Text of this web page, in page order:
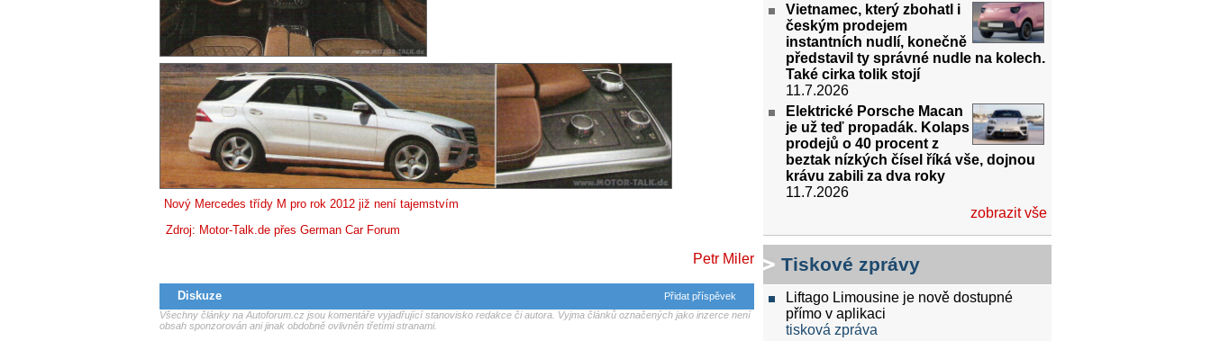
Nový Mercedes třídy M pro rok 2012 již není tajemstvím
Zdroj: Motor-Talk.de přes German Car Forum
Petr Miler
Diskuze
Přidat příspěvek
Všechny články na Autoforum.cz jsou komentáře vyjadřující stanovisko redakce či autora. Vyjma článků označených jako inzerce není
obsah sponzorován ani jinak obdobně ovlivněn třetími stranami.
Vietnamec, který zbohatl i
českým prodejem
instantních nudlí, konečně
představil ty správné nudle na kolech.
Také cirka tolik stojí
11.7.2026
Elektrické Porsche Macan
je už teď propadák. Kolaps
prodejů o 40 procent z
beztak nízkých čísel říká vše, dojnou
krávu zabili za dva roky
11.7.2026
zobrazit vše
Tiskové zprávy
Liftago Limousine je nově dostupné
přímo v aplikaci
tisková zpráva